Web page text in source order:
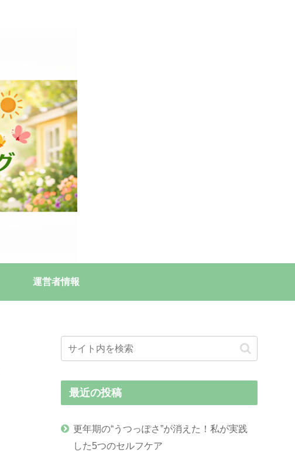
運営者情報
最近の投稿
更年期の“うつっぽさ”が消えた！私が実践
した5つのセルフケア